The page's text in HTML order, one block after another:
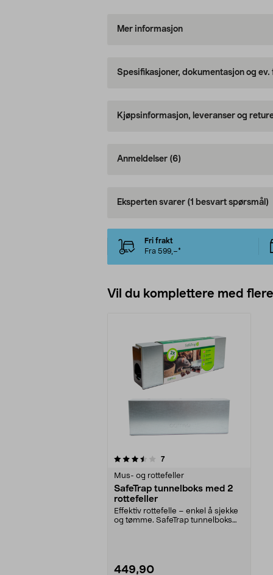
Mer informasjon
Spesifikasjoner, dokumentasjon og
Kjøpsinformasjon, leveranser og
Anmeldelser (6)
Eksperten svarer (1 besvart spørsmål)
Fri frakt
Fra 599,–*
Vil du komplettere med
7anmeldelser
Mus- og rottefeller
SafeTrap tunnelboks med 2
rottefeller
Effektiv rottefelle – enkel å sjekke
og tømme. SafeTrap tunnelboks
449,90